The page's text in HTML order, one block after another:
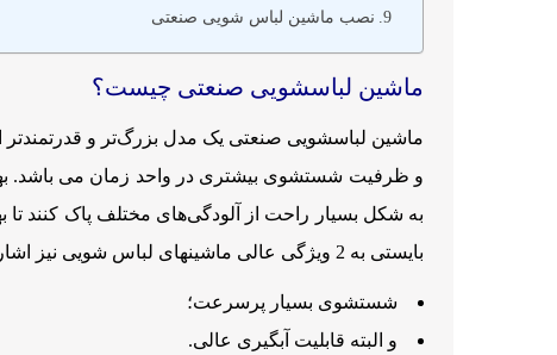
نصب ماشین لباس شویی صنعتی
ماشین لباسشویی صنعتی چیست؟
ماشین لباسشویی صنعتی یک مدل بزرگ‌تر و
و ظرفیت شستشوی بیشتری در واحد زمان می باشد.
به شکل بسیار راحت از آلودگی‌های مختلف پاک کنند
بایستی به 2 ویژگی عالی ماشینهای لباس شویی نیز اشاره نمود:
شستشوی بسیار پرسرعت؛
و البته قابلیت آبگیری عالی.